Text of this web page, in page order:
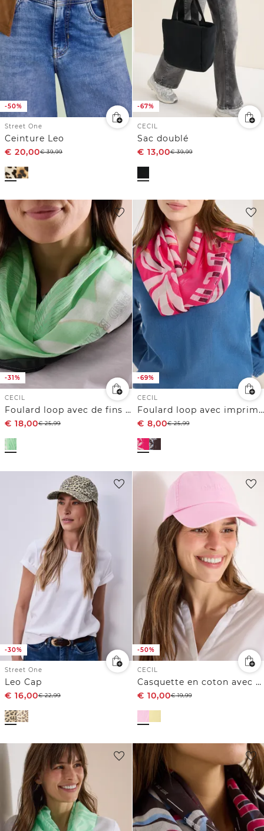
-50%
Street One
Ceinture Leo
€ 20,00€39,99
-67%
CECIL
Sac doublé
€ 13,00€39,99
-31%
CECIL
Foulard loop avec de fins détails filmés
€ 18,00€25,99
-69%
CECIL
Foulard loop avec imprimé film
€ 8,00€25,99
-30%
Street One
Leo Cap
€ 16,00€22,99
-50%
CECIL
Casquette en coton avec broderie
€ 10,00€19,99